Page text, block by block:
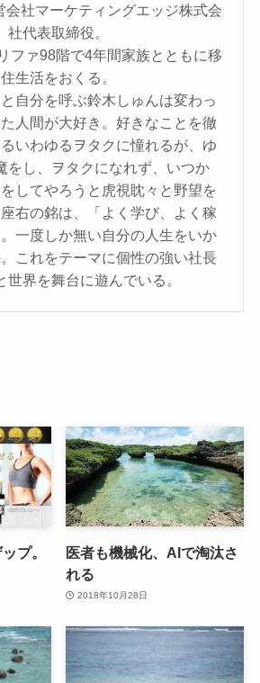
会社マーケティングエッジ株式会
社代表取締役。
ファ98階で4年間家族とともに移
住生活をおくる。
と自分を呼ぶ鈴木しゅんは変わっ
人間が大好き。好きなことを徹
いわゆるヲタクに憧れるが、ゆ
をし、ヲタクになれず、いつか
をしてやろうと虎視眈々と野望を
右の銘は、「よく学び、よく稼
一度しか無い自分の人生をいか
これをテーマに個性の強い社長
世界を舞台に遊んでいる。
プ。
医者も機械化、AIで淘汰さ
れる
2018年10月28日